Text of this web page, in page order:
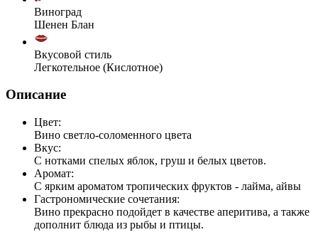
Виноград
Шенен Блан
Вкусовой стиль
Легкотельное (Кислотное)
Описание
Цвет:
Вино светло-соломенного цвета
Вкус:
С нотками спелых яблок, груш и белых цветов.
Аромат:
С ярким ароматом тропических фруктов - лайма, айвы
Гастрономические сочетания:
Вино прекрасно подойдет в качестве аперитива, а также
дополнит блюда из рыбы и птицы.